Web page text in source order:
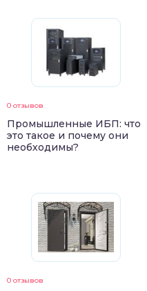
0 отзывов
Промышленные ИБП: что
это такое и почему они
необходимы?
0 отзывов